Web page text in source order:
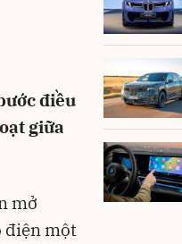
điều
giữa
mở
điện một
Gửi